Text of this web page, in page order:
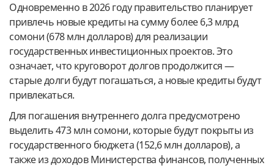
Одновременно в 2026 году правительство планирует
привлечь новые кредиты на сумму более 6,3 млрд
сомони (678 млн долларов) для реализации
государственных инвестиционных проектов. Это
означает, что круговорот долгов продолжится —
старые долги будут погашаться, а новые кредиты будут
привлекаться.
Для погашения внутреннего долга предусмотрено
выделить 473 млн сомони, которые будут покрыты из
государственного бюджета (152,6 млн долларов), а
также из доходов Министерства финансов, полученных